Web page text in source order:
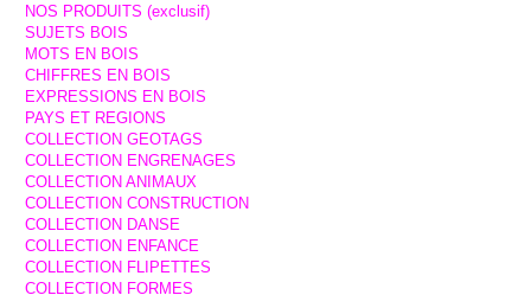
NOS PRODUITS (exclusif)
SUJETS BOIS
MOTS EN BOIS
CHIFFRES EN BOIS
EXPRESSIONS EN BOIS
PAYS ET REGIONS
COLLECTION GEOTAGS
COLLECTION ENGRENAGES
COLLECTION ANIMAUX
COLLECTION CONSTRUCTION
COLLECTION DANSE
COLLECTION ENFANCE
COLLECTION FLIPETTES
COLLECTION FORMES